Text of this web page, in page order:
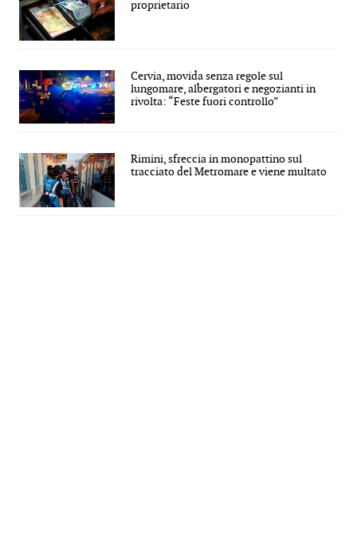
proprietario
Cervia, movida senza regole sul
lungomare, albergatori e negozianti in
rivolta: “Feste fuori controllo”
Rimini, sfreccia in monopattino sul
tracciato del Metromare e viene multato